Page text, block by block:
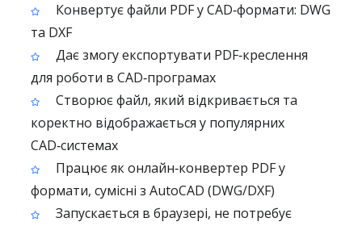
Конвертує файли PDF у CAD‑формати: DWG
та DXF
Дає змогу експортувати PDF‑креслення
для роботи в CAD‑програмах
Створює файл, який відкривається та
коректно відображається у популярних
CAD‑системах
Працює як онлайн‑конвертер PDF у
формати, сумісні з AutoCAD (DWG/DXF)
Запускається в браузері, не потребує